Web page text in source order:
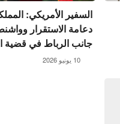
السفير الأمريكي:
دعامة الاستقرار
جانب الرباط في قضية
10 يونيو 2026